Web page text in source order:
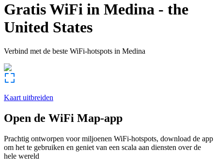
Gratis WiFi in Medina - the
United States
Verbind met de beste WiFi-hotspots in Medina
Kaart uitbreiden
Open de WiFi Map-app
Prachtig ontworpen voor miljoenen WiFi-hotspots, download de app
om het te gebruiken en geniet van een scala aan diensten over de
hele wereld